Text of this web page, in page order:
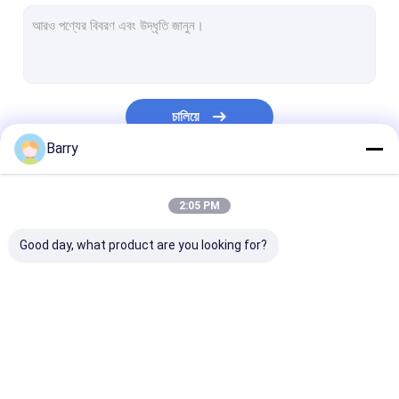
বৈদ্যুতিক ক্লিনার স্প্রে
সিলিকন Sealant
চালিয়ে
Barry
2:05 PM
Good day, what product are you looking for?